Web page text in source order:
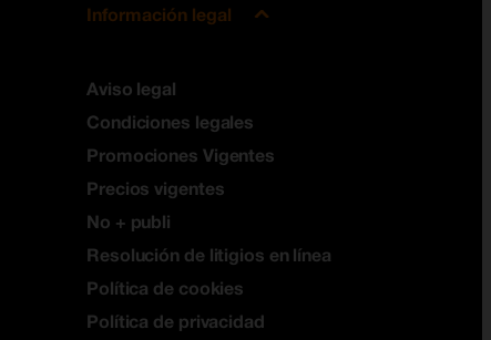
Información legal
Aviso legal
Condiciones legales
Promociones Vigentes
Precios vigentes
No + publi
Resolución de litigios en línea
Política de cookies
Política de privacidad